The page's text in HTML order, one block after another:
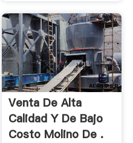
Venta De Alta
Calidad Y De Bajo
Costo Molino De .